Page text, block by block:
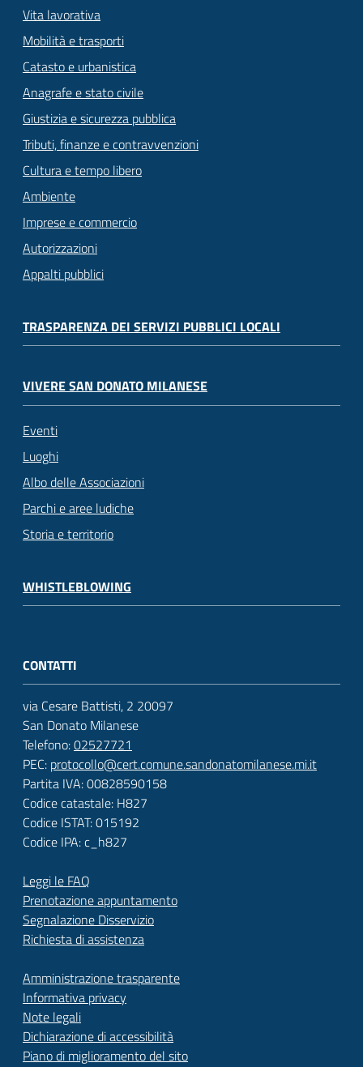
Vita lavorativa
Mobilità e trasporti
Catasto e urbanistica
Anagrafe e stato civile
Giustizia e sicurezza pubblica
Tributi, finanze e contravvenzioni
Cultura e tempo libero
Ambiente
Imprese e commercio
Autorizzazioni
Appalti pubblici
TRASPARENZA DEI SERVIZI PUBBLICI LOCALI
VIVERE SAN DONATO MILANESE
Eventi
Luoghi
Albo delle Associazioni
Parchi e aree ludiche
Storia e territorio
WHISTLEBLOWING
CONTATTI
via Cesare Battisti, 2 20097
San Donato Milanese
Telefono:02527721
PEC: protocollo@cert.comune.sandonatomilanese.mi.it
Partita IVA: 00828590158
Codice catastale: H827
Codice ISTAT: 015192
Codice IPA: c_h827
Leggi le FAQ
Prenotazione appuntamento
Segnalazione Disservizio
Richiesta di assistenza
Amministrazione trasparente
Informativa privacy
Note legali
Dichiarazione di accessibilità
Piano di miglioramento del sito